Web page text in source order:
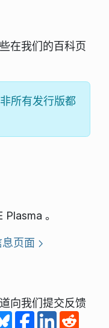
在我们的百科页
所有发行版都
。
页面
向我们提交反馈